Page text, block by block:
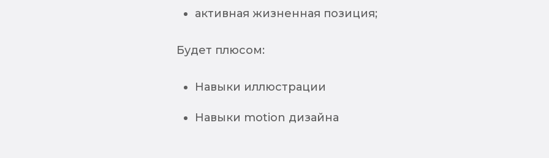
активная жизненная позиция;
Будет плюсом:
Навыки иллюстрации
Навыки motion дизайна